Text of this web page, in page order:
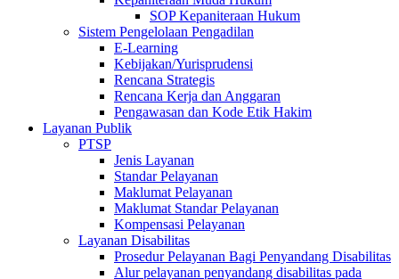
SOP Kepaniteraan Hukum
Sistem Pengelolaan Pengadilan
E-Learning
Kebijakan/Yurisprudensi
Rencana Strategis
Rencana Kerja dan Anggaran
Pengawasan dan Kode Etik Hakim
Layanan Publik
PTSP
Jenis Layanan
Standar Pelayanan
Maklumat Pelayanan
Maklumat Standar Pelayanan
Kompensasi Pelayanan
Layanan Disabilitas
Prosedur Pelayanan Bagi Penyandang Disabilitas
Alur pelayanan penyandang disabilitas pada